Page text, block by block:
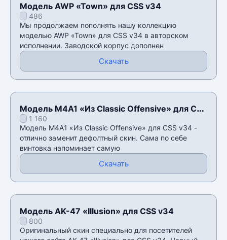
Модель AWP «Town» для CSS v34
486
Мы продолжаем пополнять нашу коллекцию
моделью AWP «Town» для CSS v34 в авторском
исполнении. Заводской корпус дополнен
Скачать
Модель M4A1 «Из Classic Offensive» для CSS
v341 160
Модель M4A1 «Из Classic Offensive» для CSS v34 -
отлично заменит дефолтный скин. Сама по себе
винтовка напоминает самую
Скачать
Модель AK-47 «Illusion» для CSS v34
800
Оригинальный скин специально для посетителей